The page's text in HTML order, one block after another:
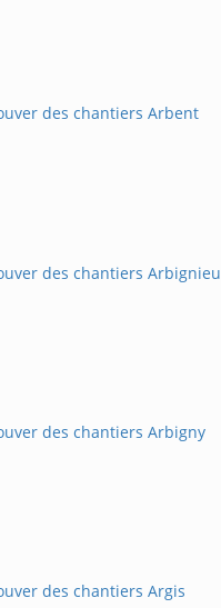
des chantiers Arbent
des chantiers Arbignieu
des chantiers Arbigny
des chantiers Argis